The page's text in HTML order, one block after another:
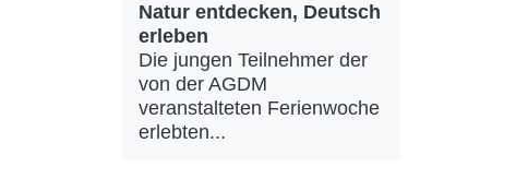
Natur entdecken, Deutsch
erleben
Die jungen Teilnehmer der
von der AGDM
veranstalteten Ferienwoche
erlebten...